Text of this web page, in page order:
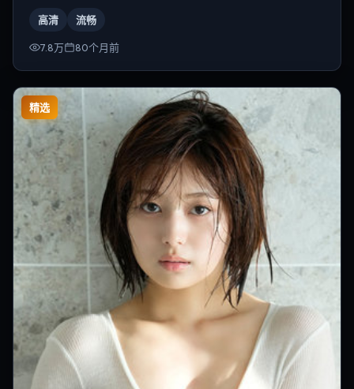
高清 流畅
7.8万 80个月前
精选